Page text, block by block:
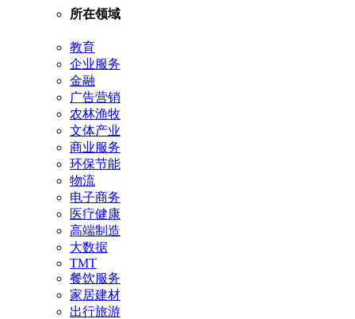
所在领域
教育
企业服务
金融
广告营销
农林渔牧
文体产业
商业服务
环保节能
物流
电子商务
医疗健康
高端制造
大数据
TMT
餐饮服务
家居建材
出行旅游